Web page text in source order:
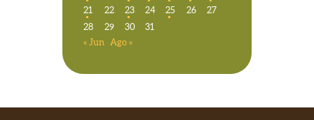
21
22 23 24 25 26
27
28
29 30
31
« Jun Ago »